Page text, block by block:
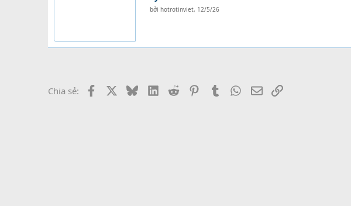
bởi hotrotinviet, 12/5/26
Chia sẻ: Facebook BlueskyLinkedIn
Reddit PinterestTumblr WhatsApp
EmailLink